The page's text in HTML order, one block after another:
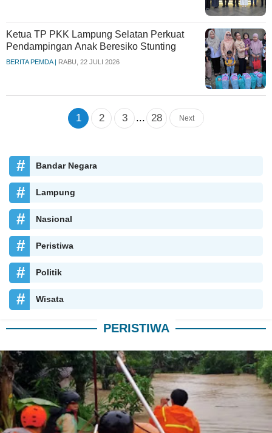
Ketua TP PKK Lampung Selatan Perkuat
Pendampingan Anak Beresiko Stunting
BERITA PEMDA | RABU, 22 JULI 2026
1 2 3 ... 28 Next
Bandar Negara
Lampung
Nasional
Peristiwa
Politik
Wisata
PERISTIWA